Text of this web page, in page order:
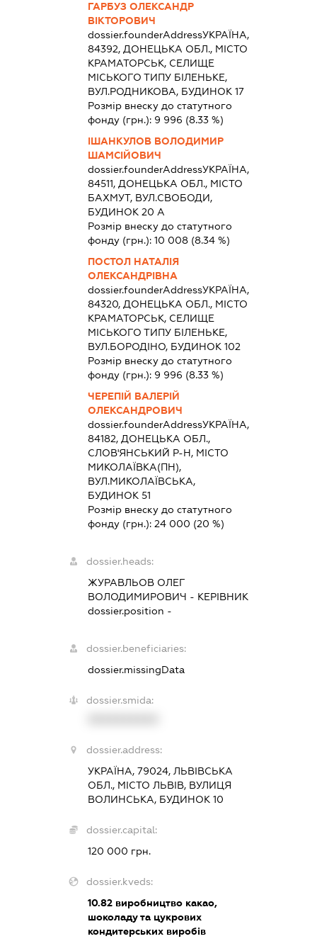
ГАРБУЗ ОЛЕКСАНДР
ВІКТОРОВИЧ
dossier.founderAddressУКРАЇНА,
84392, ДОНЕЦЬКА ОБЛ., МІСТО
КРАМАТОРСЬК, СЕЛИЩЕ
МІСЬКОГО ТИПУ БІЛЕНЬКЕ,
ВУЛ.РОДНИКОВА, БУДИНОК 17
Розмір внеску до статутного
фонду (грн.): 9 996 (8.33 %)
ІШАНКУЛОВ ВОЛОДИМИР
ШАМСІЙОВИЧ
dossier.founderAddressУКРАЇНА,
84511, ДОНЕЦЬКА ОБЛ., МІСТО
БАХМУТ, ВУЛ.СВОБОДИ,
БУДИНОК 20 А
Розмір внеску до статутного
фонду (грн.):10 008 (8.34 %)
ПОСТОЛ НАТАЛІЯ
ОЛЕКСАНДРІВНА
dossier.founderAddressУКРАЇНА,
84320, ДОНЕЦЬКА ОБЛ., МІСТО
КРАМАТОРСЬК, СЕЛИЩЕ
МІСЬКОГО ТИПУ БІЛЕНЬКЕ,
ВУЛ.БОРОДІНО, БУДИНОК 102
Розмір внеску до статутного
фонду (грн.): 9 996 (8.33 %)
ЧЕРЕПІЙ ВАЛЕРІЙ
ОЛЕКСАНДРОВИЧ
dossier.founderAddressУКРАЇНА,
84182, ДОНЕЦЬКА ОБЛ.,
СЛОВ'ЯНСЬКИЙ Р-Н, МІСТО
МИКОЛАЇВКА(ПН),
ВУЛ.МИКОЛАЇВСЬКА,
БУДИНОК 51
Розмір внеску до статутного
фонду (грн.):24 000 (20 %)
dossier.heads:
ЖУРАВЛЬОВ ОЛЕГ
ВОЛОДИМИРОВИЧ - КЕРІВНИК
dossier.position -
dossier.beneficiaries:
dossier.missingData
dossier.smida:
dossier.address:
УКРАЇНА, 79024, ЛЬВІВСЬКА
ОБЛ., МІСТО ЛЬВІВ, ВУЛИЦЯ
ВОЛИНСЬКА, БУДИНОК 10
dossier.capital:
120 000 грн.
dossier.kveds:
10.82 виробництво какао,
шоколаду та цукрових
кондитерських виробів